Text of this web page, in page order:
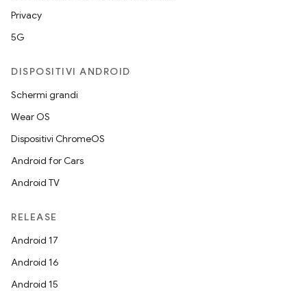
Privacy
5G
DISPOSITIVI ANDROID
Schermi grandi
Wear OS
Dispositivi ChromeOS
Android for Cars
Android TV
RELEASE
Android 17
Android 16
Android 15